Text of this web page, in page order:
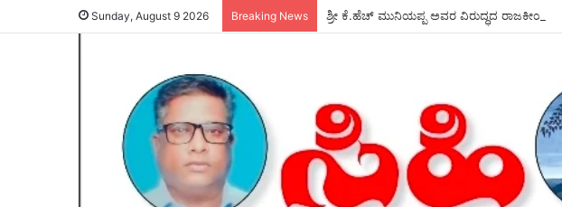
Sunday, August 9 2026 Breaking News ಶ್ರೀ ಕೆ.ಹೆಚ್ ಮುನಿಯಪ್ಪ ಅವರ ವಿರುದ್ಧದ ರಾಜಕೀಯ